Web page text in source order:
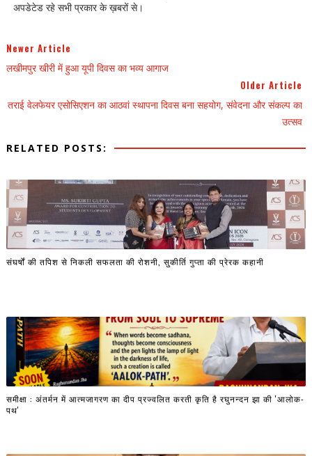
अपडेटेड रहे सभी प्रकार के ख़बरों से।
Newer Article
लखीमपुर खीरी में हुआ यूपी दिवस का भव्य आगाज
Older Article
तराई वेलफेयर एसोसिएशन का आठवां स्थापना दिवस बना सहयोग, संवेदना और संकल्प का
उत्सव
RELATED POSTS:
संघर्षों की तपिश से निकली सफलता की रोशनी, सुकीर्ति गुप्ता की प्रेरक कहानी
समीक्षा : अंतर्मन में आत्मजागरण का दीप प्रज्वलित करती कृति है रघुनन्दन झा की 'आलोक-
पथ'